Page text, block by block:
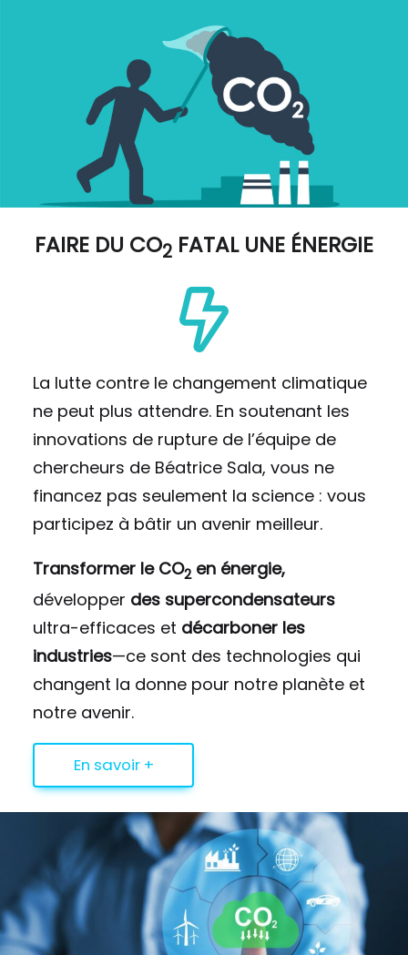
FAIRE DU CO2 FATAL UNE ÉNERGIE
La lutte contre le changement climatique
ne peut plus attendre. En soutenant les
innovations de rupture de l’équipe de
chercheurs de Béatrice Sala, vous ne
financez pas seulement la science : vous
participez à bâtir un avenir meilleur.
Transformer le CO2 en énergie,
développer des supercondensateurs
ultra-efficaces et décarboner les
industries—ce sont des technologies qui
changent la donne pour notre planète et
notre avenir.
En savoir +